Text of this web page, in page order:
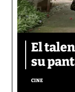
El
su
CINE